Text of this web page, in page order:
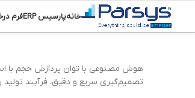
خانهپارسیس ERP فرم
هوش مصنوعی با توان پردازش حجم با
تصمیم‌گیری سریع و دقیق، فرآیند